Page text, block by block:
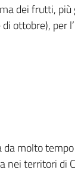
dei frutti, più
ottobre),
molto
territori di